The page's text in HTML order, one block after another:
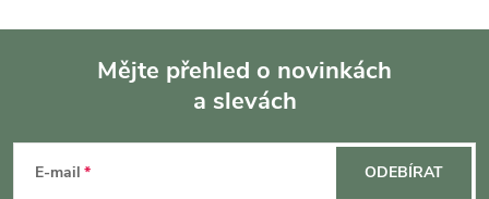
Mějte přehled o novinkách
a slevách
E-mail ODEBÍRAT